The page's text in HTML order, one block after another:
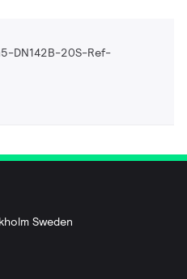
DN142B-20S-Ref-
Sweden